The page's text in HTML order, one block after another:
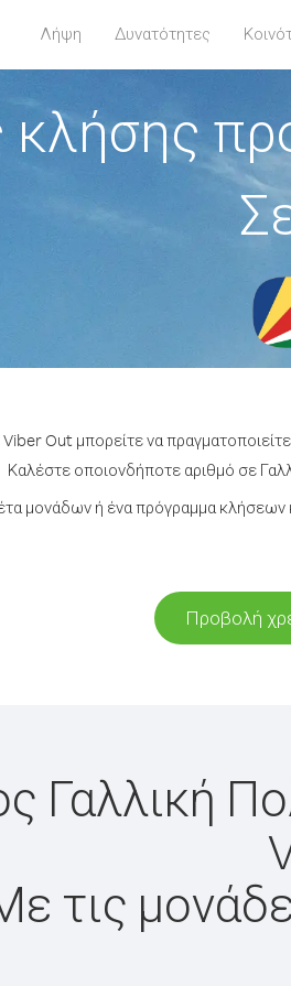
Λήψη Δυνατότητες
Out μπορείτε να
Καλέστε οποιονδήποτε αριθμό σε
μονάδων ή ένα πρόγραμμα κλήσεων
Προβολή
Γαλλική
τις